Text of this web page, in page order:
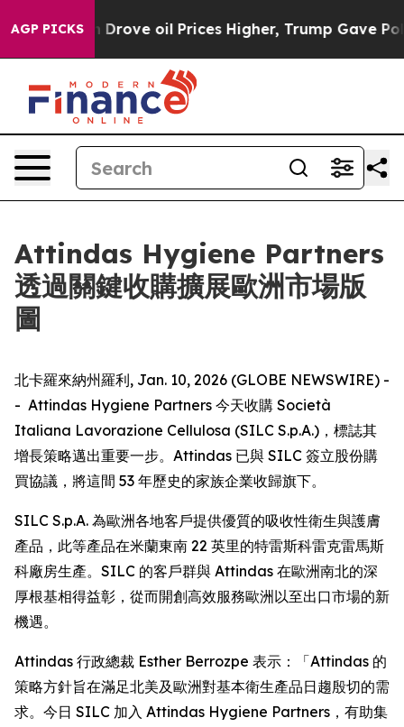
AGP PICKS
With Iran Drove oil Prices Higher, Trump Gave
Attindas Hygiene Partners
透過關鍵收購擴展歐洲市場版
圖
北卡羅來納州羅利, Jan. 10, 2026 (GLOBE NEWSWIRE) -
- Attindas Hygiene Partners 今天收購 Società
Italiana Lavorazione Cellulosa (SILC S.p.A.)，標誌其
增長策略邁出重要一步。Attindas 已與 SILC 簽立股份購
買協議，將這間 53 年歷史的家族企業收歸旗下。
SILC S.p.A. 為歐洲各地客戶提供優質的吸收性衛生與護膚
產品，此等產品在米蘭東南 22 英里的特雷斯科雷克雷馬斯
科廠房生產。SILC 的客戶群與 Attindas 在歐洲南北的深
厚根基相得益彰，從而開創高效服務歐洲以至出口市場的新
機遇。
Attindas 行政總裁 Esther Berrozpe 表示：「Attindas 的
策略方針旨在滿足北美及歐洲對基本衛生產品日趨殷切的需
求。今日 SILC 加入 Attindas Hygiene Partners，有助集